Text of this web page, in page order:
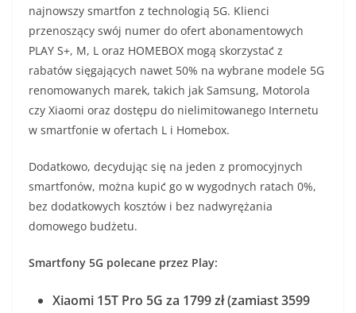
najnowszy smartfon z technologią 5G. Klienci
przenoszący swój numer do ofert abonamentowych
PLAY S+, M, L oraz HOMEBOX mogą skorzystać z
rabatów sięgających nawet 50% na wybrane modele 5G
renomowanych marek, takich jak Samsung, Motorola
czy Xiaomi oraz dostępu do nielimitowanego Internetu
w smartfonie w ofertach L i Homebox.
Dodatkowo, decydując się na jeden z promocyjnych
smartfonów, można kupić go w wygodnych ratach 0%,
bez dodatkowych kosztów i bez nadwyrężania
domowego budżetu.
Smartfony 5G polecane przez Play:
Xiaomi 15T Pro 5G za 1799 zł (zamiast 3599